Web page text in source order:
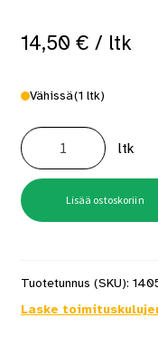
14,50 € / ltk
Vähissä(1 ltk)
Ohutlevyruuvi
Porakärki
4.2X38
250
kpl/ltk
määrä
ltk
Lisää ostoskoriin
Tuotetunnus (SKU):
Laske